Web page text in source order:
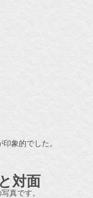
象的でした。
対面
真です。